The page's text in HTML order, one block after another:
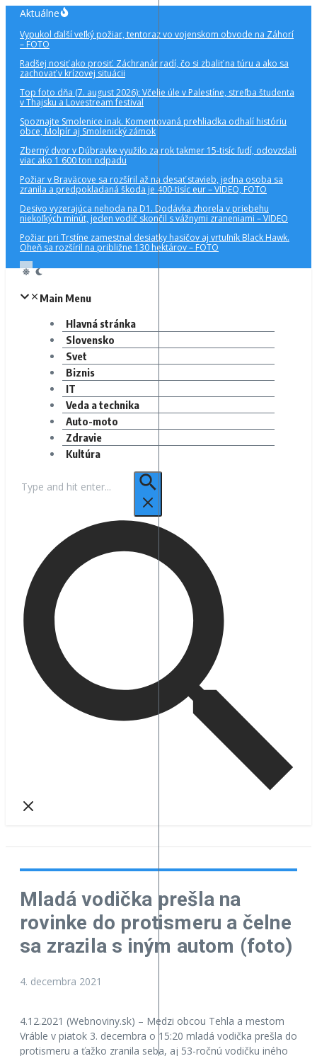
Preskočiť
obsah
Aktuálne
Vypukol ďalší veľký požiar, tentoraz vo vojenskom obvode na Záhorí
– FOTO
Radšej nosiť ako prosiť. Záchranár radí, čo si zbaliť na túru a ako sa
zachovať v krízovej situácii
Top foto dňa (7. august 2026): Včelie úle v Palestíne, streľba študenta
v Thajsku a Lovestream festival
Spoznajte Smolenice inak. Komentovaná prehliadka odhalí históriu
obce, Molpír aj Smolenický zámok
Zberný dvor v Dúbravke využilo za rok takmer 15-tisíc ľudí, odovzdali
viac ako 1 600 ton odpadu
Požiar v Braväcove sa rozšíril až na desať stavieb, jedna osoba sa
zranila a predpokladaná škoda je 400-tisíc eur – VIDEO, FOTO
Desivo vyzerajúca nehoda na D1. Dodávka zhorela v priebehu
niekoľkých minút, jeden vodič skončil s vážnymi zraneniami – VIDEO
Požiar pri Trstíne zamestnal desiatky hasičov aj vrtuľník Black Hawk.
Oheň sa rozšíril na približne 130 hektárov – FOTO
Main Menu
Hlavná stránka
Slovensko
Svet
Biznis
IT
Veda a technika
Auto-moto
Zdravie
Kultúra
Mladá vodička prešla na
rovinke do protismeru a čelne
sa zrazila s iným autom (foto)
4. decembra 2021
4.12.2021 (Webnoviny.sk) – Medzi obcou Tehla a mestom
Vráble v piatok 3. decembra o 15:20 mladá vodička prešla do
protismeru a ťažko zranila seba, aj 53-ročnú vodičku iného